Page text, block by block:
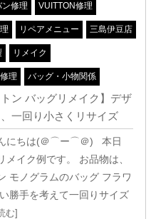
修理 VUITTON修理
リペアメニュー 三島伊豆店
リメイク
理 バッグ・小物関係
トン バッグリメイク】デザ
一回り小さくリサイズ
にちは(＠⌒ー⌒＠) 本日
メイク例です。 お品物は、
モノグラムのバッグ フラワ
勝手を考えて一回りサイズ
む]